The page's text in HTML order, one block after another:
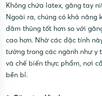
Không chứa latex, găng tay
Ngoài ra, chúng có khả năng
đâm thủng tốt hơn so với
cao hơn. Nhờ các đặc tính
tưởng trong các ngành như y
và chế biến thực phẩm, nơi
bền bỉ.